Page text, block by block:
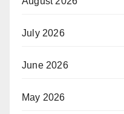
July 2026
June 2026
May 2026